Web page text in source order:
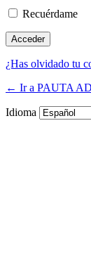
Recuérdame
¿Has olvidado tu
← Ir a PAUTA
Idioma